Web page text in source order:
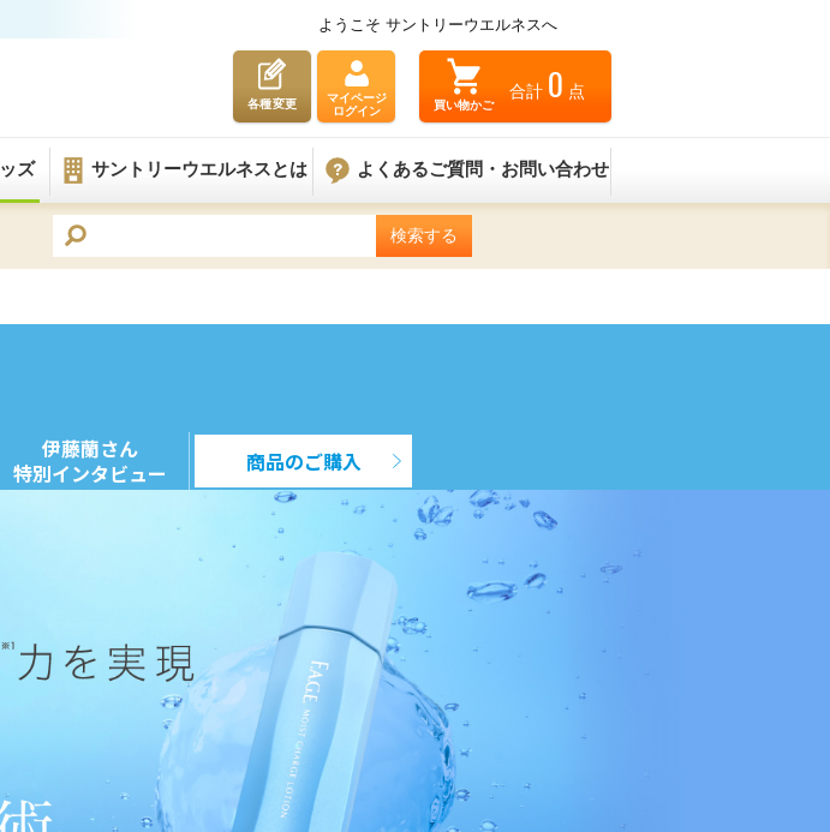
ようこそ サントリーウエルネスへ
各種変更
マイページ
ログイン
買い物かご
合計 0 点
ズ サントリーウエルネスとは よくあるご質問・お問い合わせ
伊藤蘭さん
​特別インタビュー
商品のご購入